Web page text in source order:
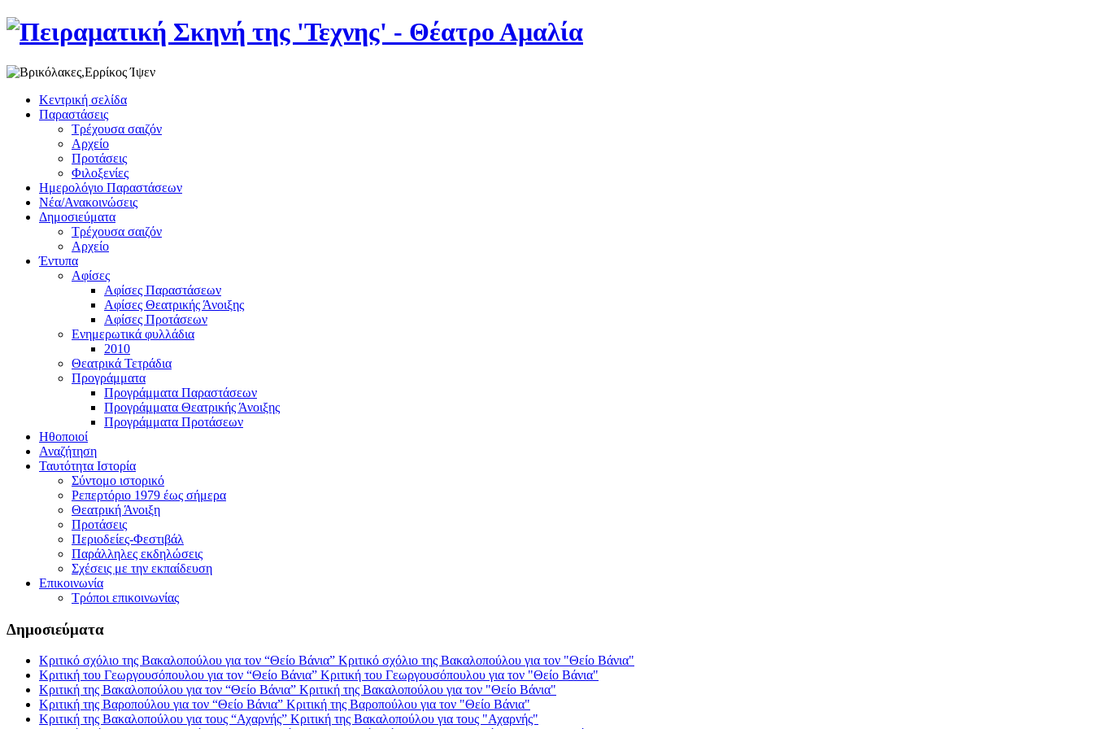
Κεντρική σελίδα
Παραστάσεις
Τρέχουσα σαιζόν
Αρχείο
Προτάσεις
Φιλοξενίες
Ημερολόγιο Παραστάσεων
Νέα/Ανακοινώσεις
Δημοσιεύματα
Τρέχουσα σαιζόν
Αρχείο
Έντυπα
Αφίσες
Αφίσες Παραστάσεων
Αφίσες Θεατρικής Άνοιξης
Αφίσες Προτάσεων
Ενημερωτικά φυλλάδια
2010
Θεατρικά Τετράδια
Προγράμματα
Προγράμματα Παραστάσεων
Προγράμματα Θεατρικής Άνοιξης
Προγράμματα Προτάσεων
Ηθοποιοί
Αναζήτηση
Ταυτότητα Ιστορία
Σύντομο ιστορικό
Ρεπερτόριο 1979 έως σήμερα
Θεατρική Άνοιξη
Προτάσεις
Περιοδείες-Φεστιβάλ
Παράλληλες εκδηλώσεις
Σχέσεις με την εκπαίδευση
Επικοινωνία
Τρόποι επικοινωνίας
Δημοσιεύματα
Κριτικό σχόλιο της Βακαλοπούλου για τον “Θείο Βάνια” Κριτικό σχόλιο της Βακαλοπούλου για τον "Θείο Βάνια"
Κριτική του Γεωργουσόπουλου για τον “Θείο Βάνια” Κριτική του Γεωργουσόπουλου για τον "Θείο Βάνια"
Κριτική της Βακαλοπούλου για τον “Θείο Βάνια” Κριτική της Βακαλοπούλου για τον "Θείο Βάνια"
Κριτική της Βαροπούλου για τον “Θείο Βάνια” Κριτική της Βαροπούλου για τον "Θείο Βάνια"
Κριτική της Βακαλοπούλου για τους “Αχαρνής” Κριτική της Βακαλοπούλου για τους "Αχαρνής"